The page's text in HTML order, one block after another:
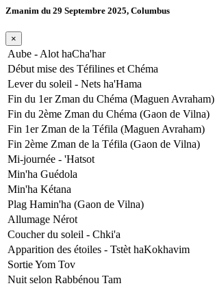
Zmanim du 29 Septembre 2025, Columbus
×
Aube - Alot haCha'har
Début mise des Téfilines et Chéma
Lever du soleil - Nets ha'Hama
Fin du 1er Zman du Chéma (Maguen Avraham)
Fin du 2ème Zman du Chéma (Gaon de Vilna)
Fin 1er Zman de la Téfila (Maguen Avraham)
Fin 2ème Zman de la Téfila (Gaon de Vilna)
Mi-journée - 'Hatsot
Min'ha Guédola
Min'ha Kétana
Plag Hamin'ha (Gaon de Vilna)
Allumage Nérot
Coucher du soleil - Chki'a
Apparition des étoiles - Tstèt haKokhavim
Sortie Yom Tov
Nuit selon Rabbénou Tam